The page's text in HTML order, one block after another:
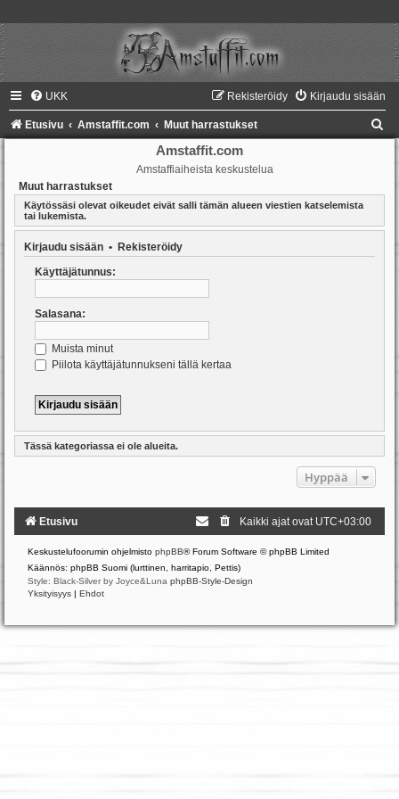
UKK Kirjaudu sisään
Rekisteröidy
Etusivu Amstaffit.com Muut harrastukset
Amstaffit.com
Amstaffiaiheista keskustelua
Muut harrastukset
Käytössäsi olevat oikeudet eivät salli tämän alueen viestien katselemista
tai lukemista.
Kirjaudu sisään • Rekisteröidy
Käyttäjätunnus:
Salasana:
Muista minut
Piilota käyttäjätunnukseni tällä kertaa
Tässä kategoriassa ei ole alueita.
Hyppää
Etusivu Kaikki ajat ovat UTC+03:00
Keskustelufoorumin ohjelmisto phpBB® Forum Software © phpBB Limited
Käännös: phpBB Suomi (lurttinen, harritapio, Pettis)
Style: Black-Silver by Joyce&Luna phpBB-Style-Design
Yksityisyys | Ehdot